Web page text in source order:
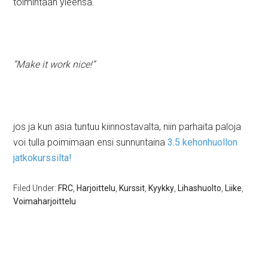
”Make it work nice!”
jos ja kun asia tuntuu kiinnostavalta, niin parhaita paloja
voi tulla poimimaan ensi sunnuntaina3.5 kehonhuollon
jatkokurssilta!
Filed Under: FRC Harjoittelu Kurssit Kyykky Lihashuolto Liike
Voimaharjoittelu